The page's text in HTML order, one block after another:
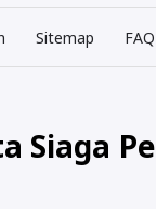
Sitemap FAQ
Siaga